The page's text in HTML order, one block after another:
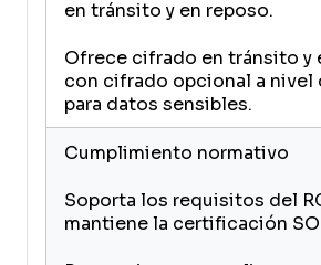
en tránsito y en reposo.
Ofrece cifrado en tránsito y
con cifrado opcional a nivel
para datos sensibles.
Cumplimiento normativo
Soporta los requisitos del
mantiene la certificación